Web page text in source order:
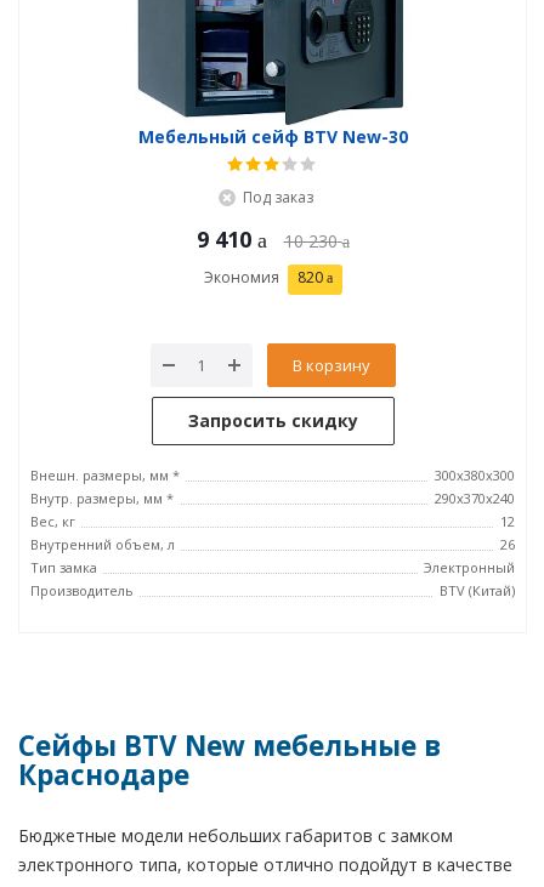
Мебельный сейф BTV New-30
Под заказ
9 410 10 230
Экономия 820
В корзину
Запросить скидку
Внешн. размеры, мм *
300x380x300
Внутр. размеры, мм *
290x370x240
Вес, кг
12
Внутренний объем, л
26
Тип замка
Электронный
Производитель
BTV (Китай)
Сейфы BTV New мебельные в
Краснодаре
Бюджетные модели небольших габаритов с замком
электронного типа, которые отлично подойдут в качестве